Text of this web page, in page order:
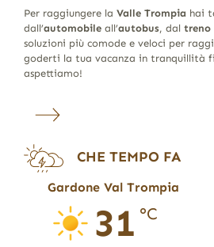
Per raggiungere la Valle Trompia hai
dall’automobileall’autobus, dal treno
soluzioni più comode e veloci per
goderti la tua vacanza in tranquillità
aspettiamo!
CHE TEMPO FA
Gardone Val Trompia
31 °C